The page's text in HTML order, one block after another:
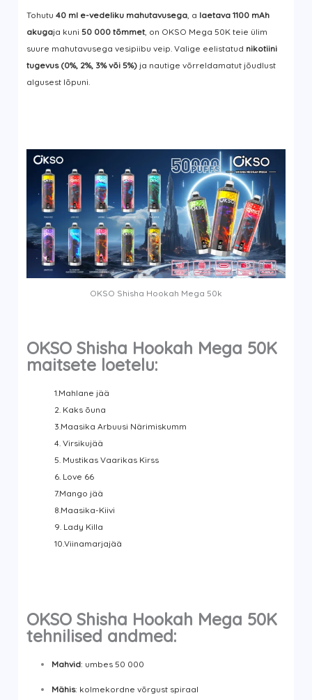
Tohutu40 ml e-vedeliku mahutavusega , a laetava 1100 mAh
akugaja kuni50 000 tõmmet, on OKSO Mega 50K teie ülim
suure mahutavusega vesipiibu veip. Valige eelistatud nikotiini
tugevus (0%, 2%, 3% või 5%) ja nautige võrreldamatut jõudlust
algusest lõpuni.
OKSO Shisha Hookah Mega 50k
OKSO Shisha Hookah Mega 50K
maitsete loetelu:
1.Mahlane jää
2. Kaks õuna
3.Maasika Arbuusi Närimiskumm
4. Virsikujää
5. Mustikas Vaarikas Kirss
6. Love 66
7.Mango jää
8.Maasika-Kiivi
9. Lady Killa
10.Viinamarjajää
OKSO Shisha Hookah Mega 50K
tehnilised andmed:
Mahvid: umbes 50 000
Mähis: kolmekordne võrgust spiraal